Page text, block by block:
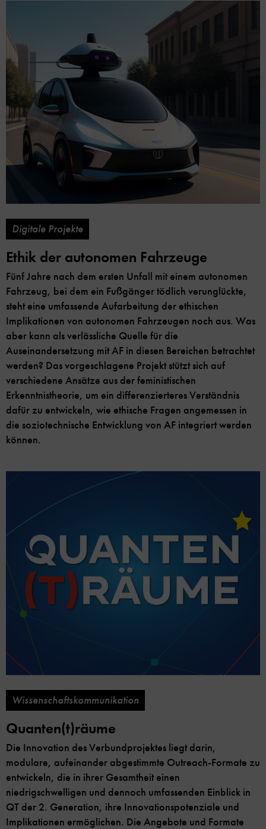
Digitale Projekte
Ethik der autonomen Fahrzeuge
Fünf Jahre nach dem ersten Unfall mit einem autonomen
Fahrzeug, bei dem ein Fußgänger tödlich verunglückte,
steht eine umfassende Aufarbeitung der ethischen
Implikationen von autonomen Fahrzeugen noch aus. Was
aber kann als verlässliche Quelle für die
Auseinandersetzung mit AF in diesen Bereichen betrachtet
werden? Das vorgeschlagene Projekt stützt sich auf
verschiedene Ansätze aus der feministischen
Erkenntnistheorie, um ein differenzierteres Verständnis
dafür zu entwickeln, wie ethische Fragen angemessen in
die soziotechnische Entwicklung von AF integriert werden
können.
Wissenschaftskommunikation
Quanten(t)räume
Die Innovation des Verbundprojektes liegt darin,
modulare, aufeinander abgestimmte Outreach-Formate zu
entwickeln, die in ihrer Gesamtheit einen
niedrigschwelligen und dennoch umfassenden Einblick in
QT der 2. Generation, ihre Innovationspotenziale und
Implikationen ermöglichen. Die Angebote und Formate